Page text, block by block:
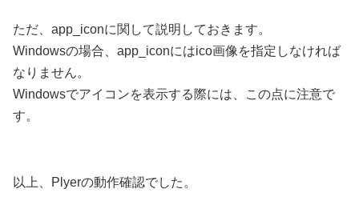
ただ、app_iconに関して説明しておきます。
Windowsの場合、app_iconにはico画像を指定しなければ
なりません。
Windowsでアイコンを表示する際には、この点に注意で
す。
以上、Plyerの動作確認でした。